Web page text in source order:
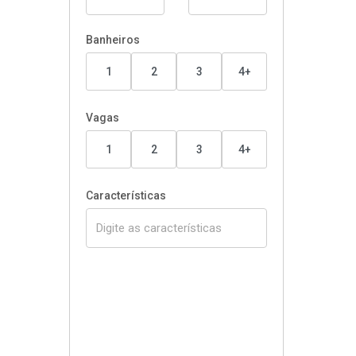
Banheiros
1 2 3 4+
Vagas
1 2 3 4+
Características